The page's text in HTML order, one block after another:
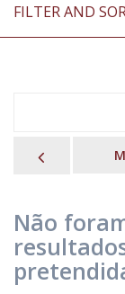
FILTER AND
Não